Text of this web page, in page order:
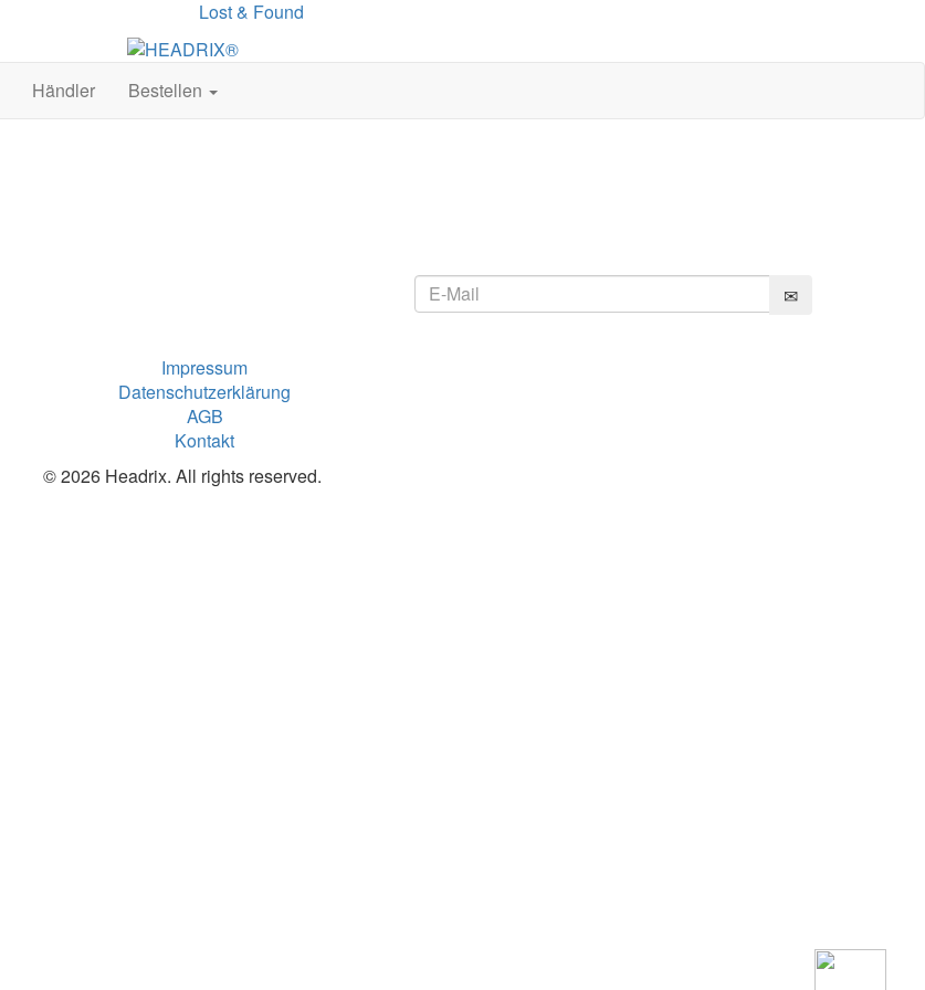
Lost & Found
Händler Bestellen
Impressum
Datenschutzerklärung
AGB
Kontakt
© 2026 Headrix. All rights reserved.